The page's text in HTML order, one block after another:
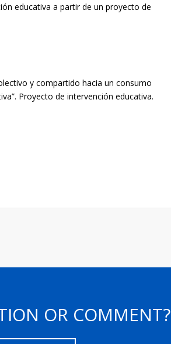
educativa a partir de un proyecto de
y compartido hacia un consumo
Proyecto de intervención educativa.
OR COMMENT?